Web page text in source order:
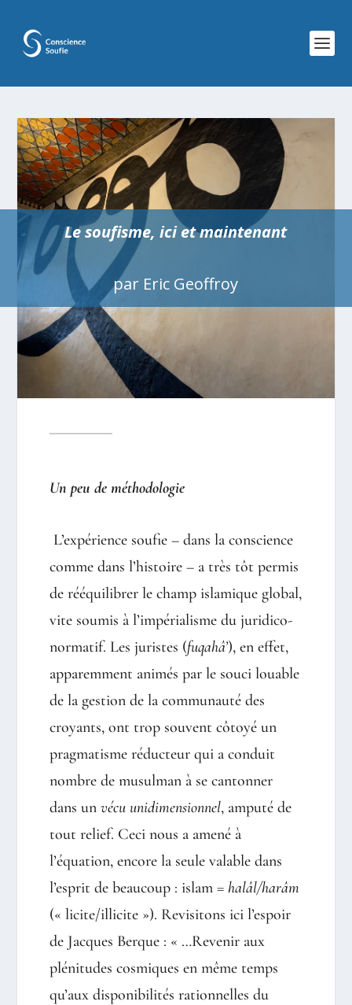
Le soufisme, ici et maintenant
par Eric Geoffroy
Un peu de méthodologie
L’expérience soufie – dans la conscience
comme dans l’histoire – a très tôt permis
de rééquilibrer le champ islamique global,
vite soumis à l’impérialisme du juridico-
normatif. Les juristes (fuqahâ’), en effet,
apparemment animés par le souci louable
de la gestion de la communauté des
croyants, ont trop souvent côtoyé un
pragmatisme réducteur qui a conduit
nombre de musulman à se cantonner
dans un vécu unidimensionnel, amputé de
tout relief. Ceci nous a amené à
l’équation, encore la seule valable dans
l’esprit de beaucoup : islam = halâl/harâm
(« licite/illicite »). Revisitons ici l’espoir
de Jacques Berque : « …Revenir aux
plénitudes cosmiques en même temps
qu’aux disponibilités rationnelles du